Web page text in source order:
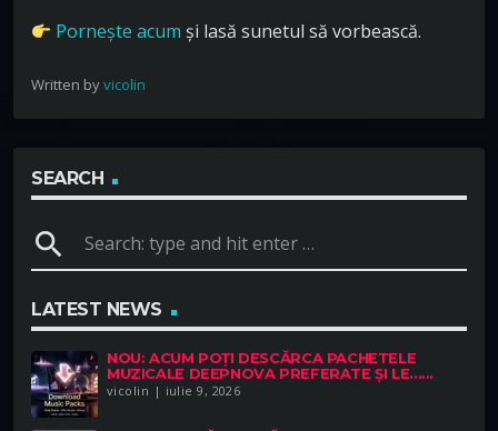
Pornește acum și lasă sunetul să vorbească.
Written byvicolin
SEARCH
search
LATEST NEWS
NOU: ACUM POȚI DESCĂRCA PACHETELE
MUZICALE DEEPNOVA PREFERATE ȘI LE......
vicolin | iulie 9, 2026